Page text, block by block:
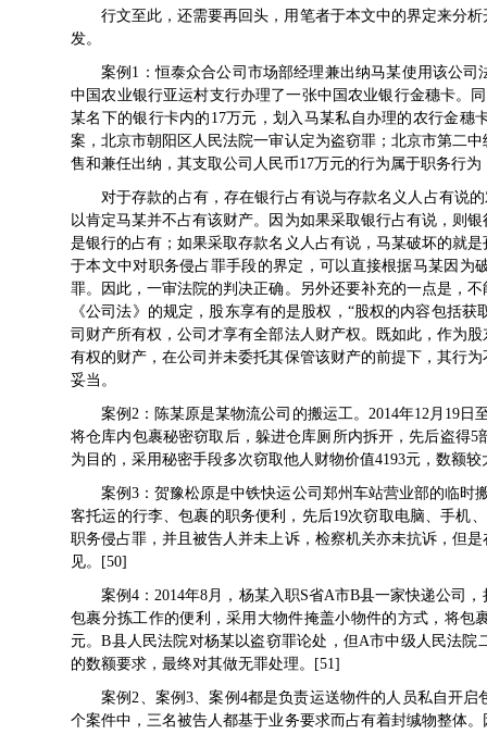
行文至此，还需要再回头，用笔者于本文中的界定来分
发。
案例1：恒泰众合公司市场部经理兼出纳马某使用该公
中国农业银行亚运村支行办理了一张中国农业银行金穗卡。
某名下的银行卡内的17万元，划入马某私自办理的农行金
案，北京市朝阳区人民法院一审认定为盗窃罪；北京市第二
售和兼任出纳，其支取公司人民币17万元的行为属于职务行
对于存款的占有，存在银行占有说与存款名义人占有说
以肯定马某并不占有该财产。因为如果采取银行占有说，则
是银行的占有；如果采取存款名义人占有说，马某破坏的就
于本文中对职务侵占罪手段的界定，可以直接根据马某因
罪。因此，一审法院的判决正确。另外还要补充的一点是，
《公司法》的规定，股东享有的是股权，“股权的内容包括
司财产所有权，公司才享有全部法人财产权。既如此，作为
有权的财产，在公司并未委托其保管该财产的前提下，其行
妥当。
案例2：陈某原是某物流公司的搬运工。2014年12月19
将仓库内包裹秘密窃取后，躲进仓库厕所内拆开，先后盗得
为目的，采用秘密手段多次窃取他人财物价值4193元，数额
案例3：贺豫松原是中铁快运公司郑州车站营业部的临时
客托运的行李、包裹的职务便利，先后19次窃取电脑、手机
职务侵占罪，并且被告人并未上诉，检察机关亦未抗诉，但
见。[50]
案例4：2014年8月，杨某入职S省A市B县一家快递公司
包裹分拣工作的便利，采用大物件掩盖小物件的方式，将包
元。B县人民法院对杨某以盗窃罪论处，但A市中级人民法
的数额要求，最终对其做无罪处理。[51]
案例2、案例3、案例4都是负责运送物件的人员私自开
个案件中，三名被告人都基于业务要求而占有着封缄物整体